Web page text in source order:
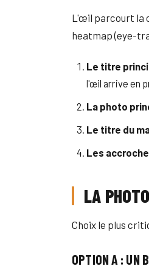
L'œil parcourt la
heatmap (eye-
Le titre
l'œil arrive en
La photo
Le titre du
Les
LA
Choix le plus
OPTION A : UN